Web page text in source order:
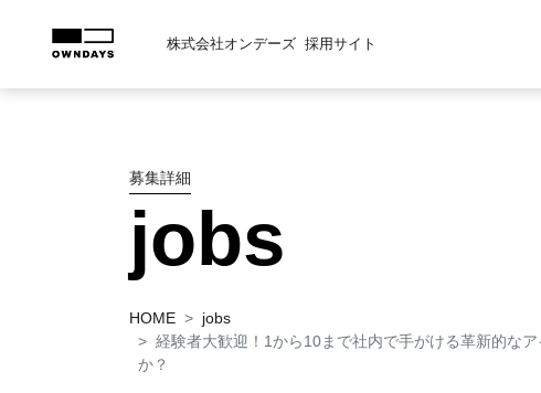
株式会社オンデーズ 採用サイト
募集詳細
jobs
HOME
jobs
経験者大歓迎！1から10まで社内で手がける革新的な
か？